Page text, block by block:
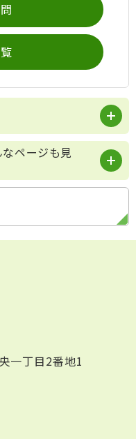
ページも見
一丁目2番地1